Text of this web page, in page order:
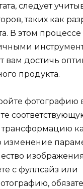
следует
таких как
В этом процессе
вам достичь
продукта.
фотографию
трансформацию
изменение
с фуллсайз или